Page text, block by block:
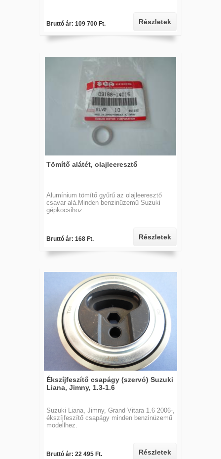
Bruttó ár: 109 700 Ft. Részletek
Tömítő alátét, olajleeresztő
Alumínium tömítő gyűrű az olajleeresztő
csavar alá.Minden benzinüzemű Suzuki
gépkocsihoz.
Bruttó ár: 168 Ft. Részletek
Ékszíjfeszítő csapágy (szervó) Suzuki
Liana, Jimny, 1.3-1.6
Suzuki Liana, Jimny, Grand Vitara 1.6 2006-,
ékszíjfeszítő csapágy minden benzinüzemű
modellhez.
Bruttó ár: 22 495 Ft. Részletek